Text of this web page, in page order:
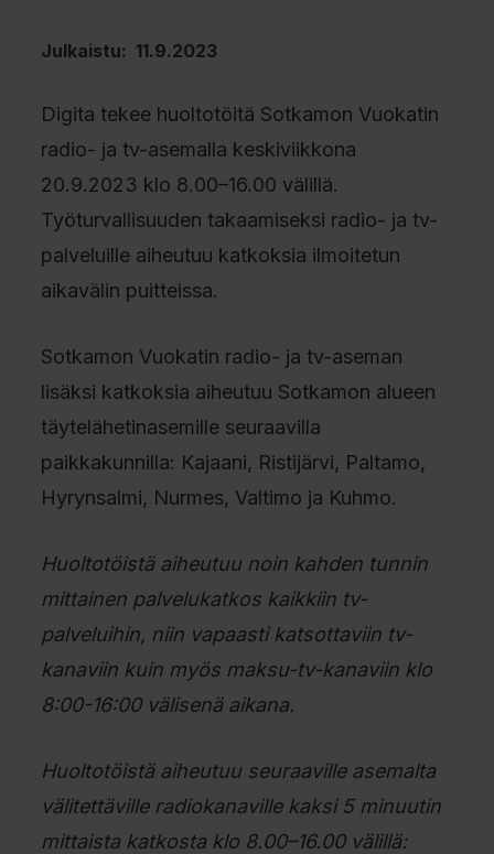
Julkaistu: 11.9.2023
Digita tekee huoltotöitä Sotkamon Vuokatin
radio- ja tv-asemalla keskiviikkona
20.9.2023 klo 8.00–16.00 välillä.
Työturvallisuuden takaamiseksi radio- ja tv-
palveluille aiheutuu katkoksia ilmoitetun
aikavälin puitteissa.
Sotkamon Vuokatin radio- ja tv-aseman
lisäksi katkoksia aiheutuu Sotkamon alueen
täytelähetinasemille seuraavilla
paikkakunnilla: Kajaani, Ristijärvi, Paltamo,
Hyrynsalmi, Nurmes, Valtimo ja Kuhmo.
Huoltotöistä aiheutuu noin kahden tunnin
mittainen palvelukatkos kaikkiin tv-
palveluihin, niin vapaasti katsottaviin tv-
kanaviin kuin myös maksu-tv-kanaviin klo
8:00-16:00 välisenä aikana.
Huoltotöistä aiheutuu seuraaville asemalta
välitettäville radiokanaville kaksi 5 minuutin
mittaista katkosta klo 8.00–16.00 välillä: